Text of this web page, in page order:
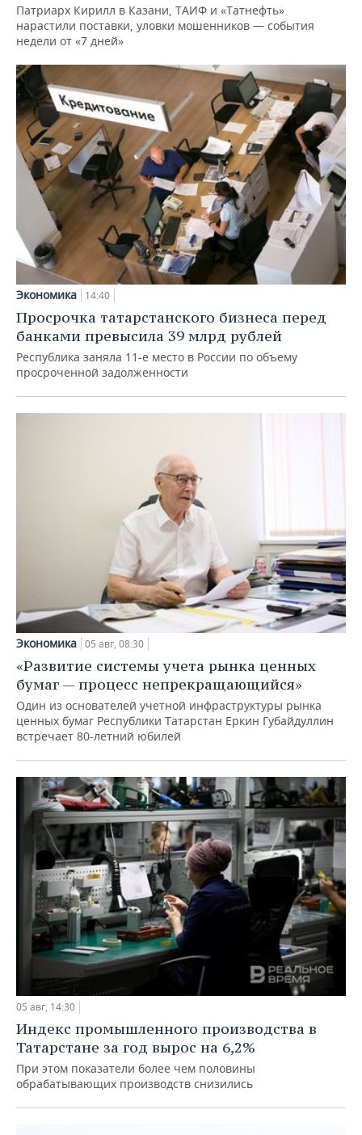
Патриарх Кирилл в Казани, ТАИФ и «Татнефть»
нарастили поставки, уловки мошенников — события
недели от «7 дней»
Экономика 14:40
Просрочка татарстанского бизнеса перед
банками превысила 39 млрд рублей
Республика заняла 11-е место в России по объему
просроченной задолженности
Экономика 05 авг, 08:30
«Развитие системы учета рынка ценных
бумаг — процесс непрекращающийся»
Один из основателей учетной инфраструктуры рынка
ценных бумаг Республики Татарстан Еркин Губайдуллин
встречает 80-летний юбилей
05 авг, 14:30
Индекс промышленного производства в
Татарстане за год вырос на 6,2%
При этом показатели более чем половины
обрабатывающих производств снизились